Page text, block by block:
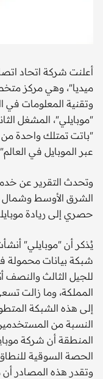
أعلنت شركة اتحاد
ميديا"، وهي مركز
وتقنية المعلومات في
"موبايلي"، المشغل
"باتت تمتلك واحدة
عبر الموبايل في
وتحدث التقرير عن
الشرق الأوسط وشمال
حصري إلى ريادة
يُذكر أن "موبايلي"
المملكة، وما زالت
إلى هذه الشبكة
النسبة من
الحصة السوقية
وتقدر هذه المصادر